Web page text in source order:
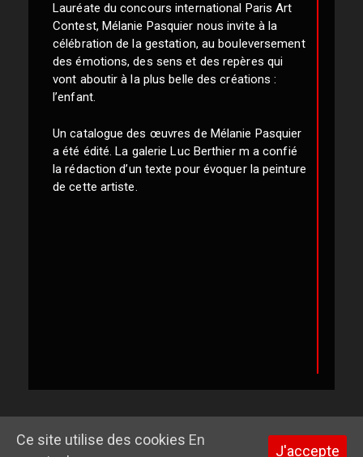
Lauréate du concours international Paris Art
Contest, Mélanie Pasquier nous invite à la
célébration de la gestation, au bouleversement
des émotions, des sens et des repères qui
vont aboutir à la plus belle des créations :
l’enfant.
Un catalogue des œuvres de Mélanie Pasquier
a été édité. La galerie Luc Berthier m a confié
la rédaction d’un texte pour évoquer la peinture
de cette artiste.
Ce site utilise des cookies En
J'accepte